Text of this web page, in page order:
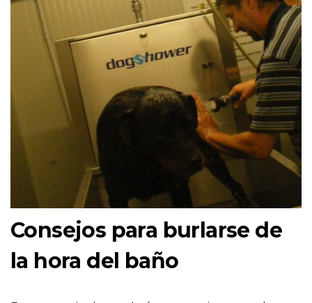
Consejos para burlarse de
la hora del baño